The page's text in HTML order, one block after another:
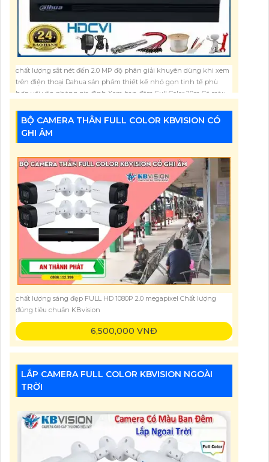
chất lượng sắt nét đến 2.0 MP độ phân giải khuyên dùng khi xem
trên điện thoại Dahua sản phẩm thiết kế nhỏ gọn tinh tế phù
hợp với văn phòng gia đình Xem ban đêm Full Color 20m Có màu
5,722,000 VNĐ
BỘ CAMERA THÂN FULL COLOR KBVISION CÓ
GHI ÂM
chất lượng sáng đẹp FULL HD 1080P 2.0 megapixel Chất lượng
đúng tiêu chuẩn KBvision
6,500,000 VNĐ
LẮP CAMERA FULL COLOR KBVISION NGOÀI
TRỜI